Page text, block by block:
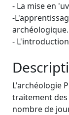
- La mise en
-
archéologique.
-
L'archéologie
traitement des
nombre de